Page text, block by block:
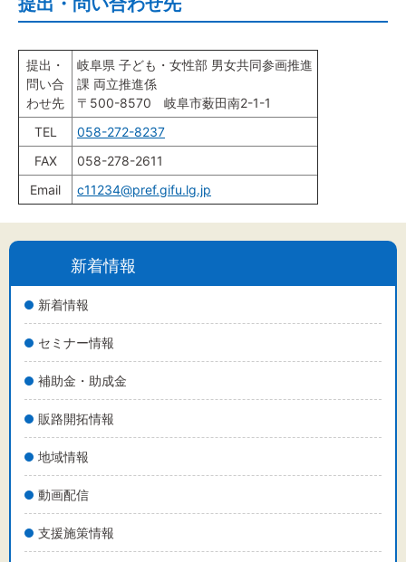
新着情報
新着情報
セミナー情報
補助金・助成金
販路開拓情報
地域情報
動画配信
支援施策情報
提出・
問い合
わせ先
岐阜県 子ども・女性部 男女共同参画推進
課 両立推進係
〒500-8570 岐阜市薮田南2-1-1
TEL
058-272-8237
FAX
058-278-2611
Email
c11234@pref.gifu.lg.jp